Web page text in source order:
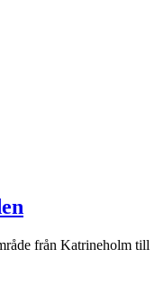
från Katrineholm till